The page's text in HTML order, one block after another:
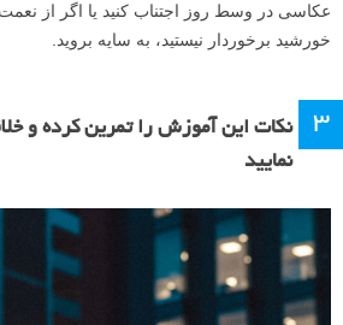
عکاسی در وسط روز اجتناب کنید یا اگر از
خورشید برخوردار نیستید، به سایه بروید.
۳
نکات این آموزش را تمرین کرده و
نمایید